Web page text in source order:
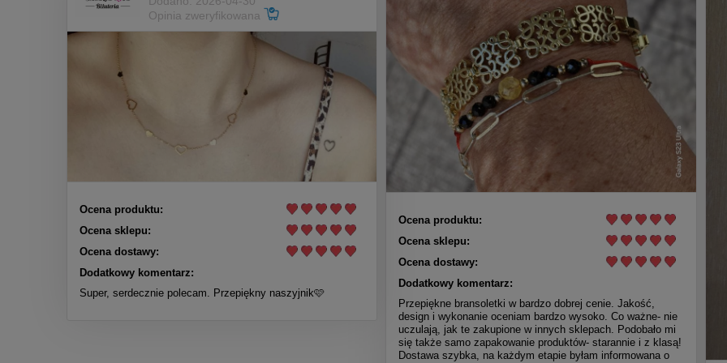
Ocena produktu:
Ocena sklepu:
Ocena dostawy:
Dodatkowy komentarz:
Przepiękne bransoletki w bardzo dobrej cenie. Jakość,
design i wykonanie oceniam bardzo wysoko. Co ważne- nie
uczulają, jak te zakupione w innych sklepach. Podobało mi
się także samo zapakowanie produktów- starannie i z klasą!
Dostawa szybka, na każdym etapie byłam informowana o
Opinia zweryfikowana
Ocena produktu:
Ocena sklepu:
Ocena dostawy:
Dodatkowy komentarz:
Super, serdecznie polecam. Przepiękny naszyjnik🩷